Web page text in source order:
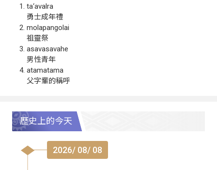
ta‘avalra
勇士成年禮
molapangolai
祖靈祭
asavasavahe
男性青年
atamatama
父字輩的稱呼
歷史上的今天
2026/ 08/ 08